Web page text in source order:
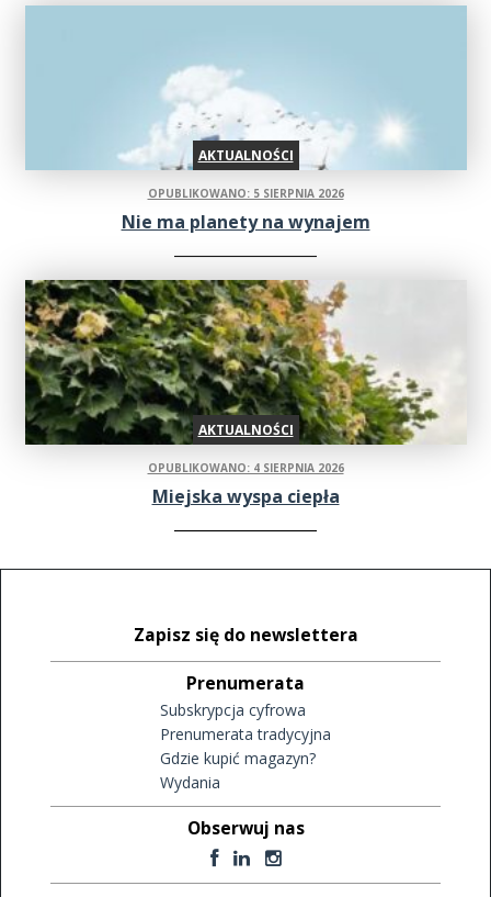
AKTUALNOŚCI
OPUBLIKOWANO: 5 SIERPNIA 2026
Nie ma planety na wynajem
AKTUALNOŚCI
OPUBLIKOWANO: 4 SIERPNIA 2026
Miejska wyspa ciepła
Zapisz się do newslettera
Prenumerata
Subskrypcja cyfrowa
Prenumerata tradycyjna
Gdzie kupić magazyn?
Wydania
Obserwuj nas